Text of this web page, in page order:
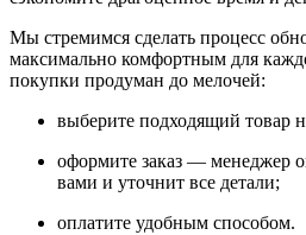
Мы стремимся сделать процесс
максимально комфортным для
покупки продуман до мелочей:
выберите подходящий товар
оформите заказ — менеджер
вами и уточнит все детали;
оплатите удобным способом.